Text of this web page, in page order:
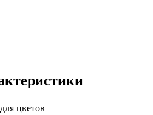
цветов